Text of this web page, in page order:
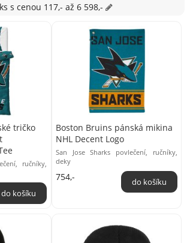
s cenou 117,- až 6 598,-
tričko
ručníky,
Boston Bruins pánská mikina
NHL Decent Logo
San Jose Sharks povlečení, ručníky,
deky
754,-